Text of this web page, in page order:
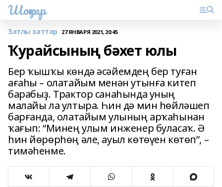
Шоңҡар
Затлы заттар 27 ЯНВАРЯ 2021, 20:45
Ҡурайсының бәхет юлы
Бер ҡышҡы көндә әсәйемдең бер туған
ағаһы – олатайым менән утынға китеп
барабыҙ. Трактор санаһында уның
малайы ла ултыра. Һин дә мин һөйләшеп
барғанда, олатайым улының арҡаһынан
ҡағып: “Ми­нең улым инженер буласаҡ. Ә
һин йөрөрһөң әле, ауыл көтөүен көтөп”, –
тимәһенме.